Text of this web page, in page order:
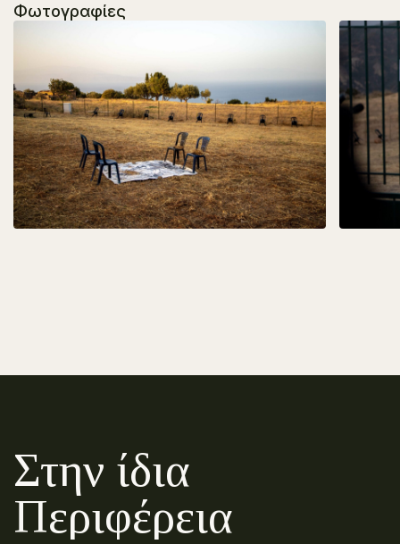
Φωτογραφίες
Στην ίδια
Περιφέρεια